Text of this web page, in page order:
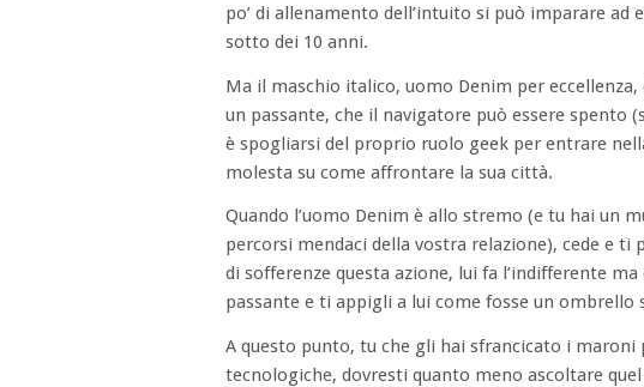
po’ di allenamento dell’intuito si può imparare
sotto dei 10 anni.
Ma il maschio italico, uomo Denim per
un passante, che il navigatore può essere spento
è spogliarsi del proprio ruolo geek per entrare
molesta su come affrontare la sua città.
Quando l’uomo Denim è allo stremo (e tu hai un
percorsi mendaci della vostra relazione), cede e
di sofferenze questa azione, lui fa l’indifferente
passante e ti appigli a lui come fosse un
A questo punto, tu che gli hai sfrancicato i maroni
tecnologiche, dovresti quanto meno ascoltare